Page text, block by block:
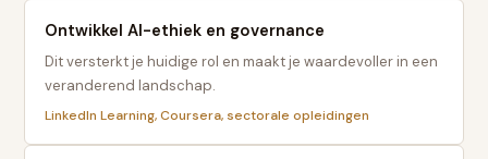
Ontwikkel AI-ethiek en governance
Dit versterkt je huidige rol en maakt je waardevoller in een
veranderend landschap.
LinkedIn Learning, Coursera, sectorale opleidingen